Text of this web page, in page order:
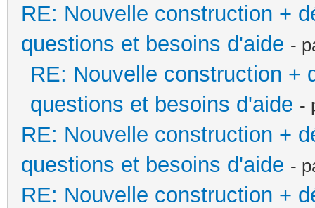
RE: Nouvelle construction +
questions et besoins d'aide -
RE: Nouvelle construction +
questions et besoins d'aide -
RE: Nouvelle construction +
questions et besoins d'aide -
RE: Nouvelle construction +